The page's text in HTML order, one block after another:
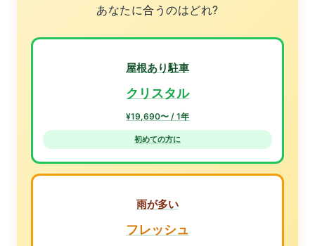
あなたに合うのはどれ?
屋根あり駐車
クリスタル
¥19,690〜 / 1年
初めての方に
雨が多い
フレッシュ